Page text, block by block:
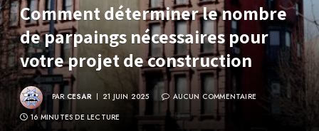
Comment déterminer le nombre
de parpaings nécessaires pour
votre projet de construction
PAR CESAR 21 JUIN 2025
AUCUN COMMENTAIRE
16 MINUTES DE LECTURE